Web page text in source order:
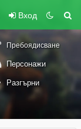
Вход
Пребоядисване
Персонажи
Разгърни